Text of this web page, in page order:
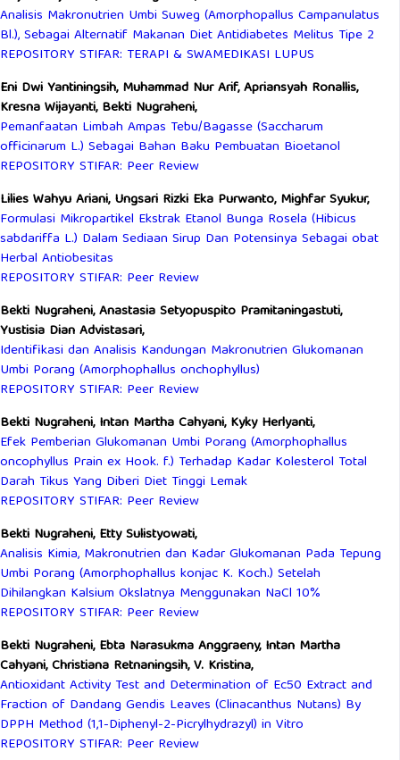
Analisis Makronutrien Umbi Suweg (Amorphopallus Campanulatus
Bl.), Sebagai Alternatif Makanan Diet Antidiabetes Melitus Tipe 2
REPOSITORY STIFAR: TERAPI & SWAMEDIKASI LUPUS
Eni Dwi Yantiningsih, Muhammad Nur Arif, Apriansyah Ronallis,
Kresna Wijayanti, Bekti Nugraheni,
Pemanfaatan Limbah Ampas Tebu/Bagasse (Saccharum
officinarum L.) Sebagai Bahan Baku Pembuatan Bioetanol
REPOSITORY STIFAR: Peer Review
Lilies Wahyu Ariani, Ungsari Rizki Eka Purwanto, Mighfar Syukur,
Formulasi Mikropartikel Ekstrak Etanol Bunga Rosela (Hibicus
sabdariffa L.) Dalam Sediaan Sirup Dan Potensinya Sebagai obat
Herbal Antiobesitas
REPOSITORY STIFAR: Peer Review
Bekti Nugraheni, Anastasia Setyopuspito Pramitaningastuti,
Yustisia Dian Advistasari,
Identifikasi dan Analisis Kandungan Makronutrien Glukomanan
Umbi Porang (Amorphophallus onchophyllus)
REPOSITORY STIFAR: Peer Review
Bekti Nugraheni, Intan Martha Cahyani, Kyky Herlyanti,
Efek Pemberian Glukomanan Umbi Porang (Amorphophallus
oncophyllus Prain ex Hook. f.) Terhadap Kadar Kolesterol Total
Darah Tikus Yang Diberi Diet Tinggi Lemak
REPOSITORY STIFAR: Peer Review
Bekti Nugraheni, Etty Sulistyowati,
Analisis Kimia, Makronutrien dan Kadar Glukomanan Pada Tepung
Umbi Porang (Amorphophallus konjac K. Koch.) Setelah
Dihilangkan Kalsium Okslatnya Menggunakan NaCl 10%
REPOSITORY STIFAR: Peer Review
Bekti Nugraheni, Ebta Narasukma Anggraeny, Intan Martha
Cahyani, Christiana Retnaningsih, V. Kristina,
Antioxidant Activity Test and Determination of Ec50 Extract and
Fraction of Dandang Gendis Leaves (Clinacanthus Nutans) By
DPPH Method (1,1-Diphenyl-2-Picrylhydrazyl) in Vitro
REPOSITORY STIFAR: Peer Review